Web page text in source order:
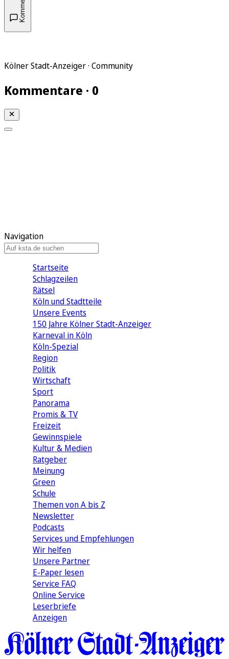
Kölner Stadt-Anzeiger · Community
Kommentare · 0
Navigation
Startseite
Schlagzeilen
Rätsel
Köln und Stadtteile
Unsere Events
150 Jahre Kölner Stadt-Anzeiger
Karneval in Köln
Köln-Spezial
Region
Politik
Wirtschaft
Sport
Panorama
Promis & TV
Freizeit
Gewinnspiele
Kultur & Medien
Ratgeber
Meinung
Green
Schule
Themen von A bis Z
Newsletter
Podcasts
Services und Empfehlungen
Wir helfen
Unsere Partner
E-Paper lesen
Service FAQ
Online Service
Leserbriefe
Anzeigen